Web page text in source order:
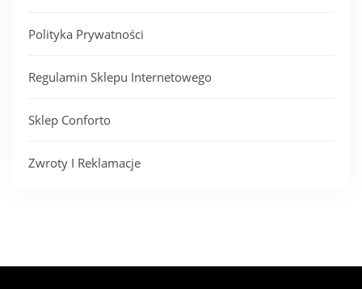
Polityka Prywatności
Regulamin Sklepu Internetowego
Sklep Conforto
Zwroty I Reklamacje